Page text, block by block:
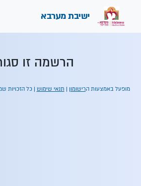
ישיבת מערבא
הרשמה זו
מופעל באמצעות הרישומון | תנאי שימוש | כל הזכויות